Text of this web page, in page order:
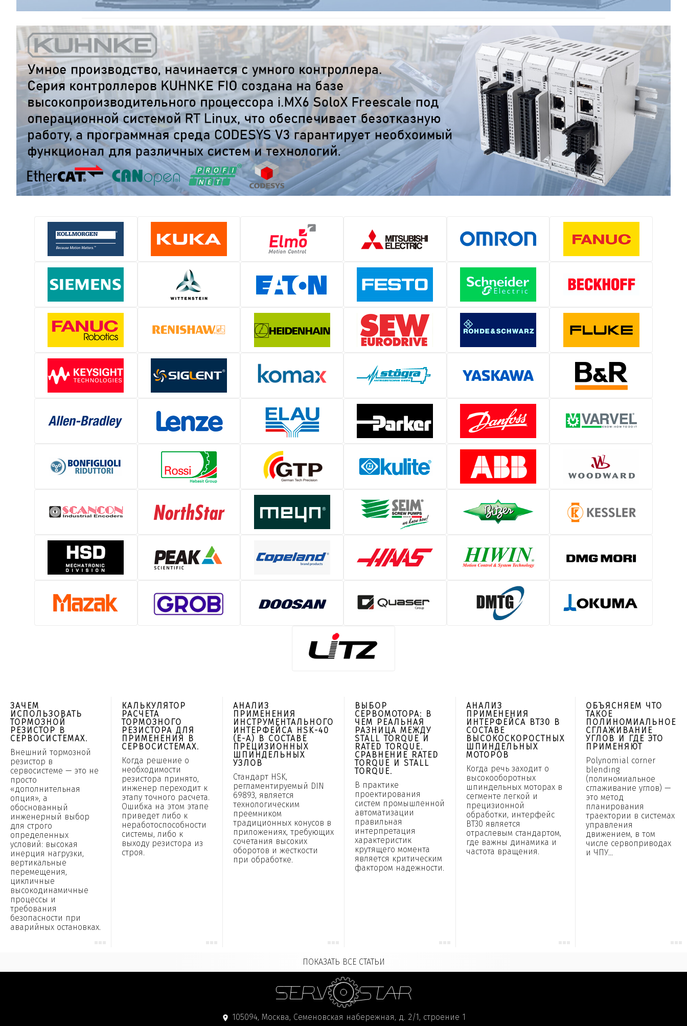
ЗАЧЕМ
ИСПОЛЬЗОВАТЬ
ТОРМОЗНОЙ
РЕЗИСТОР В
СЕРВОСИСТЕМАХ.
Внешний тормозной
резистор в
сервосистеме — это не
просто
«дополнительная
опция», а
обоснованный
инженерный выбор
для строго
определенных
условий: высокая
инерция нагрузки,
вертикальные
перемещения,
цикличные
высокодинамичные
процессы и
требования
безопасности при
аварийных остановках.
КАЛЬКУЛЯТОР
РАСЧЕТА
ТОРМОЗНОГО
РЕЗИСТОРА ДЛЯ
ПРИМЕНЕНИЯ В
СЕРВОСИСТЕМАХ.
Когда решение о
необходимости
резистора принято,
инженер переходит к
этапу точного расчета.
Ошибка на этом этапе
приведет либо к
неработоспособности
системы, либо к
выходу резистора из
строя.
АНАЛИЗ
ПРИМЕНЕНИЯ
ИНСТРУМЕНТАЛЬНОГО
ИНТЕРФЕЙСА HSK-40
(E-A) В СОСТАВЕ
ПРЕЦИЗИОННЫХ
ШПИНДЕЛЬНЫХ
УЗЛОВ
Стандарт HSK,
регламентируемый DIN
69893, является
технологическим
преемником
традиционных конусов в
приложениях, требующих
сочетания высоких
оборотов и жесткости
при обработке.
ВЫБОР
СЕРВОМОТОРА: В
ЧЕМ РЕАЛЬНАЯ
РАЗНИЦА МЕЖДУ
STALL TORQUE И
RATED TORQUE.
СРАВНЕНИЕ RATED
TORQUE И STALL
TORQUE.
В практике
проектирования
систем промышленной
автоматизации
правильная
интерпретация
характеристик
крутящего момента
является критическим
фактором надежности.
АНАЛИЗ
ПРИМЕНЕНИЯ
ИНТЕРФЕЙСА BT30 В
СОСТАВЕ
ВЫСОКОСКОРОСТНЫХ
ШПИНДЕЛЬНЫХ
МОТОРОВ
Когда речь заходит о
высокооборотных
шпиндельных моторах в
сегменте легкой и
прецизионной
обработки, интерфейс
BT30 является
отраслевым стандартом,
где важны динамика и
частота вращения.
ОБЪЯСНЯЕМ ЧТО
ТАКОЕ
ПОЛИНОМИАЛЬНОЕ
СГЛАЖИВАНИЕ
УГЛОВ И ГДЕ ЭТО
ПРИМЕНЯЮТ
Polynomial corner
blending
(полиномиальное
сглаживание углов) —
это метод
планирования
траектории в системах
управления
движением, в том
числе сервоприводах
и ЧПУ...
ПОКАЗАТЬ ВСЕ СТАТЬИ
105094, Москва, Семеновская набережная, д. 2/1, строение 1